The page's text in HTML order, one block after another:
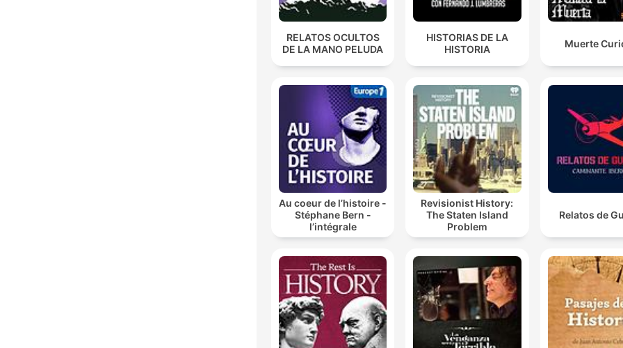
RELATOS OCULTOS
DE LA MANO PELUDA
HISTORIAS DE LA
HISTORIA
Muerte
Au coeur de l’histoire -
Stéphane Bern -
l’intégrale
Revisionist History:
The Staten Island
Problem
Relatos de